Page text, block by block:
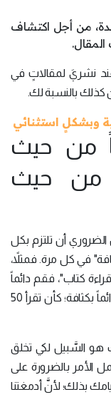
من أجل اكتشاف
عند نشريَ لمقالاتٍ في
كذلك بالنسبة لك.
وبشكلٍ استثنائي
من حيث
من حيث
أن تلتزم بكل
في كل مرة. فمثلاً،
كتاب"، فقم دائماً
بهذه المهمة. لكن ليس عليك أن تقوم بها دائماً بكثافة؛ كأن تقرأ 50
هو السَّبيل لكي تخلق
الأمر بالضرورة على
بذلك؛ لأنَّ أدمغتنا